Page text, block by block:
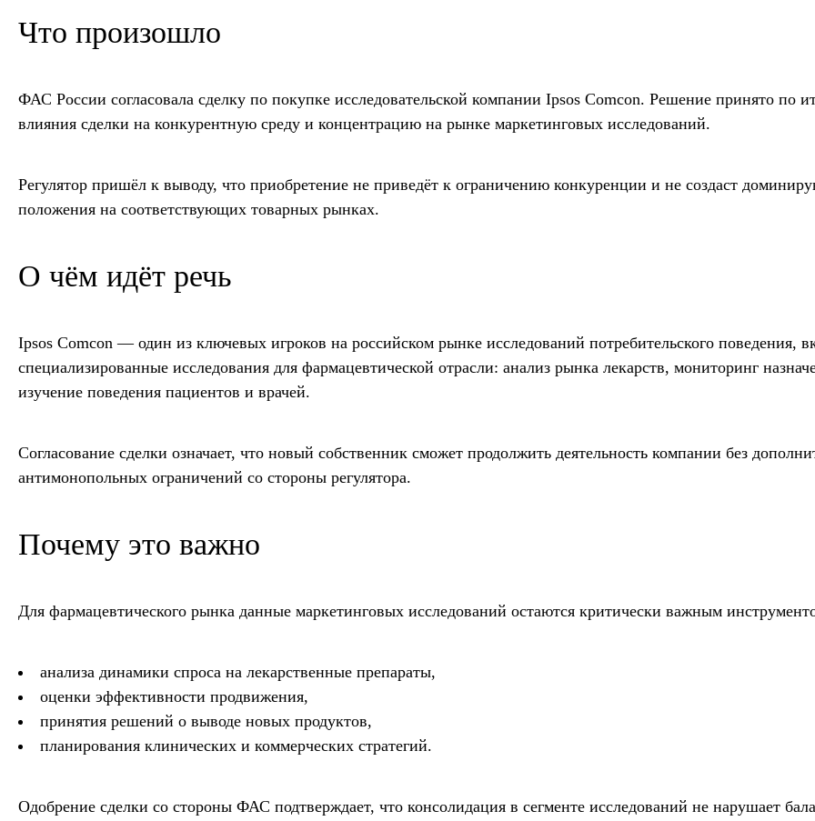
Что произошло
ФАС России согласовала сделку по покупке исследовательской компании Ipsos Comcon. Решение принято по
влияния сделки на конкурентную среду и концентрацию на рынке маркетинговых исследований.
Регулятор пришёл к выводу, что приобретение не приведёт к ограничению конкуренции и не создаст
положения на соответствующих товарных рынках.
О чём идёт речь
Ipsos Comcon — один из ключевых игроков на российском рынке исследований потребительского поведения,
специализированные исследования для фармацевтической отрасли: анализ рынка лекарств, мониторинг
изучение поведения пациентов и врачей.
Согласование сделки означает, что новый собственник сможет продолжить деятельность компании без
антимонопольных ограничений со стороны регулятора.
Почему это важно
Для фармацевтического рынка данные маркетинговых исследований остаются критически важным
анализа динамики спроса на лекарственные препараты,
оценки эффективности продвижения,
принятия решений о выводе новых продуктов,
планирования клинических и коммерческих стратегий.
Одобрение сделки со стороны ФАС подтверждает, что консолидация в сегменте исследований не нарушает